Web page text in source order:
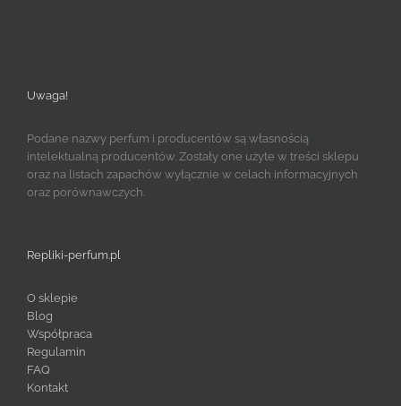
Uwaga!
Podane nazwy perfum i producentów są własnością
intelektualną producentów. Zostały one użyte w treści sklepu
oraz na listach zapachów wyłącznie w celach informacyjnych
oraz porównawczych.
Repliki-perfum.pl
O sklepie
Blog
Współpraca
Regulamin
FAQ
Kontakt